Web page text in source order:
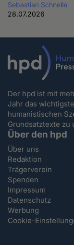
Sebastian Schnelle
28.07.2026
Der hpd ist mit
Jahr das
humanistischen
Grundsatztexte
Über den hpd
Über uns
Redaktion
Trägerverein
Spenden
Impressum
Datenschutz
Werbung
Cookie-